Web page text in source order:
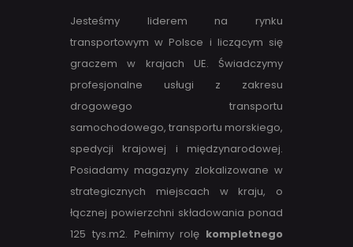
Jesteśmy liderem na rynku
transportowym w Polsce i liczącym się
graczem w krajach UE. Świadczymy
profesjonalne usługi z zakresu
drogowego transportu
samochodowego, transportu morskiego,
spedycji krajowej i międzynarodowej.
Posiadamy magazyny zlokalizowane w
strategicznych miejscach w kraju, o
łącznej powierzchni składowania ponad
125 tys.m2. Pełnimy rolę kompletnego